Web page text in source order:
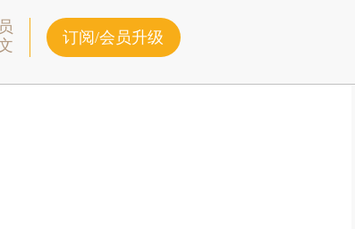
订阅/会员升级